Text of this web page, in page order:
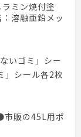
ミン焼付塗
溶融亜鉛メッ
いゴミ」シー
」シール各2枚
販の45L用ポ